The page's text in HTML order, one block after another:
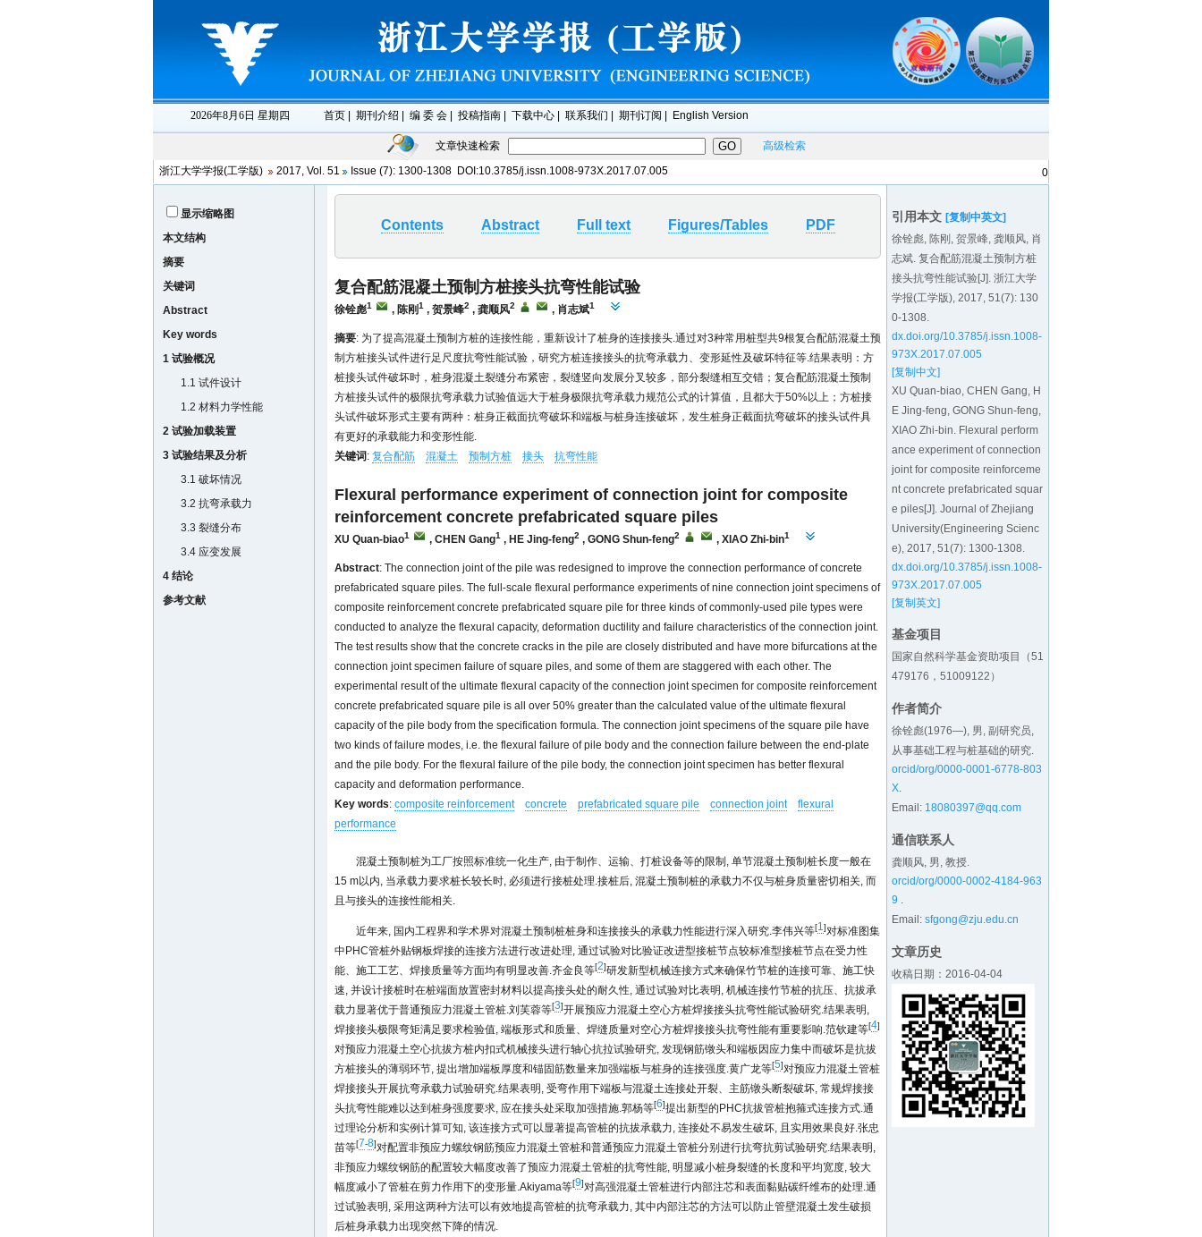
文章快速检索
高级检索
浙江大学学报(工学版)
2017, Vol. 51 Issue (7): 1300-1308 DOI:10.3785/j.issn.1008-973X.2017.07.005 0
显示缩略图
本文结构
摘要
关键词
Abstract
Key words
1 试验概况
1.1 试件设计
1.2 材料力学性能
2 试验加载装置
3 试验结果及分析
3.1 破坏情况
3.2 抗弯承载力
3.3 裂缝分布
3.4 应变发展
4 结论
参考文献
引用本文 [复制中英文]
徐铨彪, 陈刚, 贺景峰, 龚顺风, 肖
志斌. 复合配筋混凝土预制方桩
接头抗弯性能试验[J]. 浙江大学
学报(工学版), 2017, 51(7): 130
0-1308.
dx.doi.org/10.3785/j.issn.1008-
973X.2017.07.005
[复制中文]
XU Quan-biao, CHEN Gang, H
E Jing-feng, GONG Shun-feng,
XIAO Zhi-bin. Flexural perform
ance experiment of connection
joint for composite reinforceme
nt concrete prefabricated squar
e piles[J]. Journal of Zhejiang
University(Engineering Scienc
e), 2017, 51(7): 1300-1308.
dx.doi.org/10.3785/j.issn.1008-
973X.2017.07.005
[复制英文]
基金项目
国家自然科学基金资助项目（51
479176，51009122）
作者简介
徐铨彪(1976—), 男, 副研究员,
从事基础工程与桩基础的研究.
orcid/org/0000-0001-6778-803
X.
Email: 18080397@qq.com
通信联系人
龚顺风, 男, 教授.
orcid/org/0000-0002-4184-963
9 .
Email: sfgong@zju.edu.cn
文章历史
收稿日期：2016-04-04
Contents Abstract Full text Figures/Tables PDF
复合配筋混凝土预制方桩接头抗弯性能试验
徐铨彪1 , 陈刚1 , 贺景峰2 , 龚顺风2 , 肖志斌1
摘要: 为了提高混凝土预制方桩的连接性能，重新设计了桩身的连接接头.通过对3种常用桩型共9根复合配筋混凝土预
制方桩接头试件进行足尺度抗弯性能试验，研究方桩连接接头的抗弯承载力、变形延性及破坏特征等.结果表明：方
桩接头试件破坏时，桩身混凝土裂缝分布紧密，裂缝竖向发展分叉较多，部分裂缝相互交错；复合配筋混凝土预制
方桩接头试件的极限抗弯承载力试验值远大于桩身极限抗弯承载力规范公式的计算值，且都大于50%以上；方桩接
头试件破坏形式主要有两种：桩身正截面抗弯破坏和端板与桩身连接破坏，发生桩身正截面抗弯破坏的接头试件具
有更好的承载能力和变形性能.
关键词 : 复合配筋 混凝土 预制方桩 接头 抗弯性能
Flexural performance experiment of connection joint for composite
reinforcement concrete prefabricated square piles
XU Quan-biao1 , CHEN Gang1 , HE Jing-feng2 , GONG Shun-feng2 , XIAO Zhi-bin1
Abstract: The connection joint of the pile was redesigned to improve the connection performance of concrete
prefabricated square piles. The full-scale flexural performance experiments of nine connection joint specimens of
composite reinforcement concrete prefabricated square pile for three kinds of commonly-used pile types were
conducted to analyze the flexural capacity, deformation ductility and failure characteristics of the connection joint.
The test results show that the concrete cracks in the pile are closely distributed and have more bifurcations at the
connection joint specimen failure of square piles, and some of them are staggered with each other. The
experimental result of the ultimate flexural capacity of the connection joint specimen for composite reinforcement
concrete prefabricated square pile is all over 50% greater than the calculated value of the ultimate flexural
capacity of the pile body from the specification formula. The connection joint specimens of the square pile have
two kinds of failure modes, i.e. the flexural failure of pile body and the connection failure between the end-plate
and the pile body. For the flexural failure of the pile body, the connection joint specimen has better flexural
capacity and deformation performance.
Key words: composite reinforcement concrete prefabricated square pile connection joint
flexural
performance
混凝土预制桩为工厂按照标准统一化生产, 由于制作、运输、打桩设备等的限制, 单节混凝土预制桩长度一般在
15 m以内, 当承载力要求桩长较长时, 必须进行接桩处理.接桩后, 混凝土预制桩的承载力不仅与桩身质量密切相关, 而
且与接头的连接性能相关.
近年来, 国内工程界和学术界对混凝土预制桩桩身和连接接头的承载力性能进行深入研究.李伟兴等[1]对标准图集
中PHC管桩外贴钢板焊接的连接方法进行改进处理, 通过试验对比验证改进型接桩节点较标准型接桩节点在受力性
能、施工工艺、焊接质量等方面均有明显改善.齐金良等[2]研发新型机械连接方式来确保竹节桩的连接可靠、施工快
速, 并设计接桩时在桩端面放置密封材料以提高接头处的耐久性, 通过试验对比表明, 机械连接竹节桩的抗压、抗拔承
载力显著优于普通预应力混凝土管桩.刘芙蓉等[3]开展预应力混凝土空心方桩焊接接头抗弯性能试验研究.结果表明,
焊接接头极限弯矩满足要求检验值, 端板形式和质量、焊缝质量对空心方桩焊接接头抗弯性能有重要影响.范钦建等[4]
对预应力混凝土空心抗拔方桩内扣式机械接头进行轴心抗拉试验研究, 发现钢筋镦头和端板因应力集中而破坏是抗拔
方桩接头的薄弱环节, 提出增加端板厚度和锚固筋数量来加强端板与桩身的连接强度.黄广龙等[5]对预应力混凝土管桩
焊接接头开展抗弯承载力试验研究.结果表明, 受弯作用下端板与混凝土连接处开裂、主筋镦头断裂破坏, 常规焊接接
头抗弯性能难以达到桩身强度要求, 应在接头处采取加强措施.郭杨等[6]提出新型的PHC抗拔管桩抱箍式连接方式.通
过理论分析和实例计算可知, 该连接方式可以显著提高管桩的抗拔承载力, 连接处不易发生破坏, 且实用效果良好.张忠
苗等[7-8]对配置非预应力螺纹钢筋预应力混凝土管桩和普通预应力混凝土管桩分别进行抗弯抗剪试验研究.结果表明,
非预应力螺纹钢筋的配置较大幅度改善了预应力混凝土管桩的抗弯性能, 明显减小桩身裂缝的长度和平均宽度, 较大
幅度减小了管桩在剪力作用下的变形量.Akiyama等[9]对高强混凝土管桩进行内部注芯和表面黏贴碳纤维布的处理.通
过试验表明, 采用这两种方法可以有效地提高管桩的抗弯承载力, 其中内部注芯的方法可以防止管壁混凝土发生破损
后桩身承载力出现突然下降的情况.